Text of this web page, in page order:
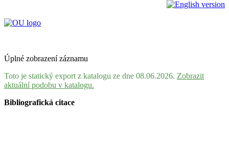
Úplné zobrazení záznamu
Toto je statický export z katalogu ze dne 08.06.2026. Zobrazit
aktuální podobu v katalogu.
Bibliografická citace